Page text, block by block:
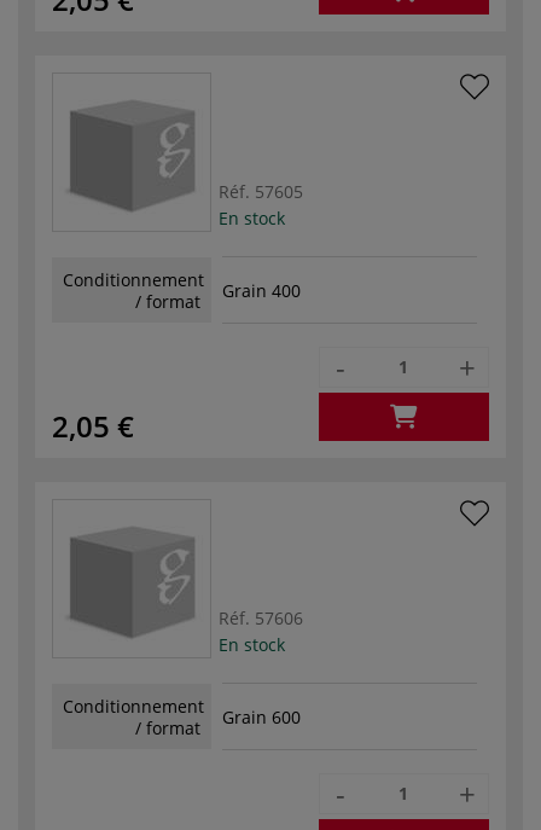
Réf. 57605
En stock
Conditionnement
/ format
Grain 400
2,05 €
- +
Réf. 57606
En stock
Conditionnement
/ format
Grain 600
- +